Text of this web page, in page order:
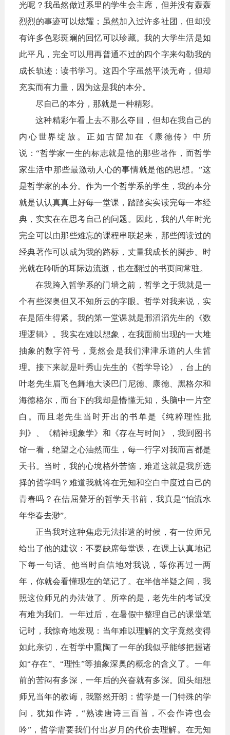
光呢？我虽然做过系里的学生会主席，但并没有轰轰
烈烈的事迹可以炫耀；虽然加入过许多社团，但却没
有许多色彩斑斓的回忆可以珍藏。我的大学生活是如
此平凡，完全可以用再普通不过的四个字来勾勒我的
成长轨迹：读书学习。这四个字虽然平淡无奇，但却
充实而有力量，因为这是我的本分。
尽自己的本分，那就是一种精彩。
这种精彩乍看上去不那么夺目，但却在我自己的
内心世界绽放。正如古留加在《康德传》中所
说：“哲学家一生的标志就是他的那些著作，而哲学
家生活中那些最激动人心的事情就是他的思想。”这
是哲学家的本分。作为一个哲学系的学生，我的本分
就是认认真真上好每一堂课，踏踏实实读完每一本经
典，实实在在思考自己的问题。因此，我的八年时光
完全可以由那些难忘的课程串联起来， 那些阅读过的
经典著作可以成为我的路标，丈量我成长的脚步。时
光就在聆听的耳际边流逝，也在翻过的书页间常驻。
在我跨入哲学系的门墙之前，哲学之于我就是一
个有些深奥但又不知所云的字眼。哲学对我来说，实
在是陌生得紧。我的第一堂课就是邢滔滔先生的《数
理逻辑》。我实在难以想象，在我面前出现的一大堆
抽象的数字符号，竟然会是我们津津乐道的人生哲
理。接下来就是叶秀山先生的《哲学导论》，台上的
叶老先生眉飞色舞地大谈巴门尼德、康德、黑格尔和
海德格尔，而台下的我却是懵懂无知，头脑中一片空
白。而且老先生当时开出的书单是《纯粹理性批
判》、《精神现象学》和《存在与时间》，我到图书
馆一看，绝望之心油然而生，每一行字对我而言都是
天书。当时，我的心境格外苦恼，难道这就是我所选
择的哲学吗？难道我就将在无知和空白中度过自己的
青春吗？在佶屈聱牙的哲学天书前，我真是“怕流水
年华春去渺”。
正当我对这种焦虑无法排遣的时候，有一位师兄
给出了他的建议：不要缺席每堂课，在课上认真地记
下每一句话。他当时自信地对我说，等你再过一两
年，你就会看懂现在的笔记了。在半信半疑之间，我
照这位师兄的办法做了。所幸的是，老先生的考试没
有难为我们。一年过后，在暑假中整理自己的课堂笔
记时，我惊奇地发现：当年难以理解的文字竟然变得
如此亲切，在哲学中熏陶了一年的我似乎能够把握诸
如“存在”、“理性”等抽象深奥的概念的含义了。一年
前的苦闷有多深，一年后的兴奋就有多深。回头细想
师兄当年的教诲，我豁然开朗：哲学是一门特殊的学
问，犹如作诗，“熟读唐诗三百首，不会作诗也会
吟”，哲学需要我们付出岁月的代价去理解。在无知